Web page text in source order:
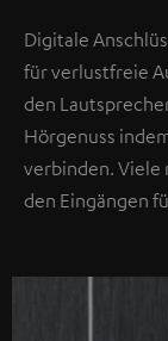
Digitale
für verlustfreie
den
Hörgenuss
verbinden. Viele
den Eingängen